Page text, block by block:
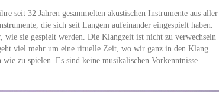
seit 32 Jahren gesammelten akustischen Instrumente aus aller
die sich seit Langem aufeinander eingespielt haben.
sie gespielt werden. Die Klangzeit ist nicht zu verwechseln
viel mehr um eine rituelle Zeit, wo wir ganz in den Klang
zu spielen. Es sind keine musikalischen Vorkenntnisse